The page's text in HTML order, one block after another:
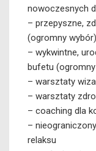
nowoczesnych
– przepyszne,
(ogromny wybór)
– wykwintne,
bufetu
– warsztaty
– warsztaty
– coaching dla
–
relaksu